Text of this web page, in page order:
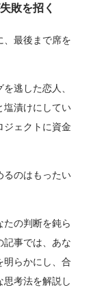
敗を招く
、最後まで席を
逃した恋人、
塩漬けにしてい
ジェクトに資金
るのはもったい
の判断を鈍ら
記事では、あな
明らかにし、合
考法を解説し